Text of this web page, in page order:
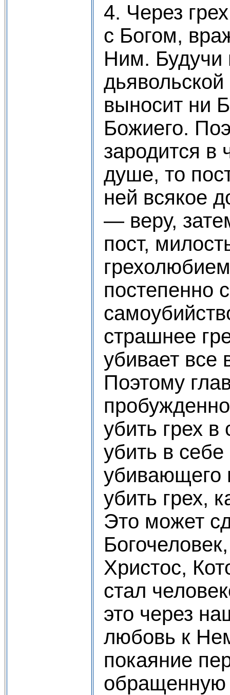
4. Через
с Богом,
Ним. Будучи
выносит ни
Божиего.
зародится в
душе, то
ней всякое
— веру,
пост,
постепенно
страшнее
убивает все
Поэтому
убить грех
убить в
убивающего
убить грех,
Это может
Христос,
стал
это через
любовь к
покаяние
обращенную